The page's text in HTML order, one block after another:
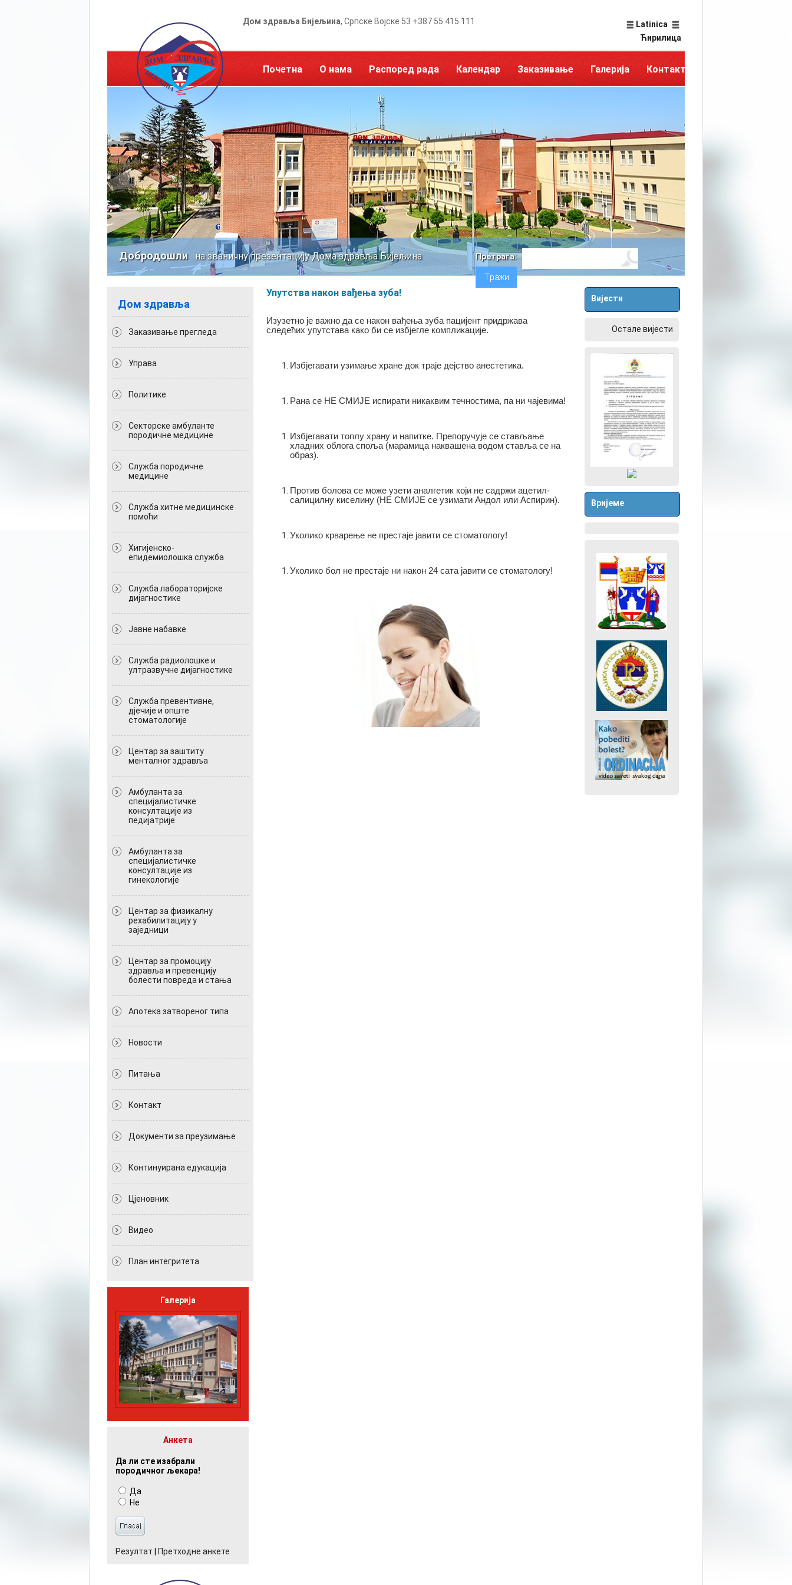
Дом здравља Бијељина, Српске Војске 53 +387 55 415 111
Latinica
Ћирилица
Почетна О нама Распоред рада Календар Заказивање Галерија Контакт
Добродошлина званичну презентацију Дома здравља Бијељина Претрага:
Дом здравља
Заказивање прегледа
Управа
Политикe
Секторске амбуланте
породичне медицине
Служба породичне
медицине
Служба хитне медицинске
помоћи
Хигијенско-
епидемиолошка служба
Служба лабораторијске
дијагностике
Јавне набавке
Служба радиолошке и
ултразвучне дијагностике
Служба превентивне,
дјечије и опште
стоматологије
Центар за заштиту
менталног здравља
Амбуланта за
специјалистичке
консултације из
педијатрије
Амбуланта за
специјалистичке
консултације из
гинекологије
Центар за физикалну
рехабилитацију у
заједници
Центар за промоцију
здравља и превенцију
болести повреда и стања
Апотека затвореног типа
Новости
Питања
Контакт
Документи за преузимање
Континуирана едукација
Цјеновник
Видео
План интегритета
Галерија
Анкета
Да ли сте изабрали
породичног љекара!
Да
Не
Резултат Претходне анкете
Упутства након вађења зуба!
Изузетно је важно да се након вађења зуба пацијент придржава
следећих упутстава како би се избјегле компликације.
Избјегавати узимање хране док траје дејство анестетика.
Рана се НЕ СМИЈЕ испирати никаквим течностима, па ни чајевима!
Избјегавати топлу храну и напитке. Препоручује се стављање
хладних облога споља (марамица наквашена водом ставља се на
образ).
Против болова се може узети аналгетик који не садржи ацетил-
салицилну киселину (НЕ СМИЈЕ се узимати Андол или Аспирин).
Уколико крварење не престаје јавити се стоматологу!
Уколико бол не престаје ни након 24 сата јавити се стоматологу!
Вијести
Остале вијести
Вријеме